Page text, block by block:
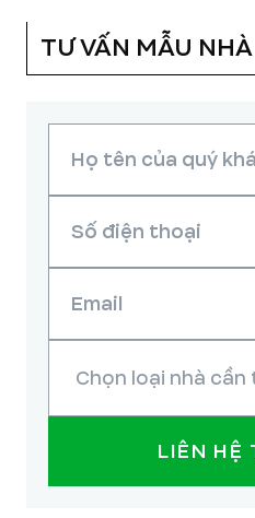
TƯ VẤN MẪU NHÀ
LIÊN HỆ